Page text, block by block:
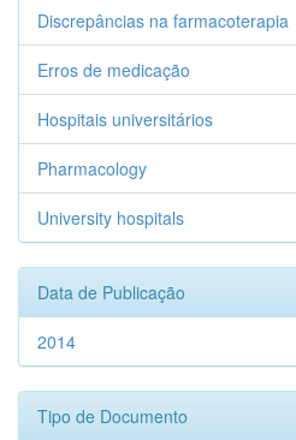
Discrepâncias na farmacoterapia
Erros de medicação
Hospitais universitários
Pharmacology
University hospitals
Data de Publicação
2014
Tipo de Documento